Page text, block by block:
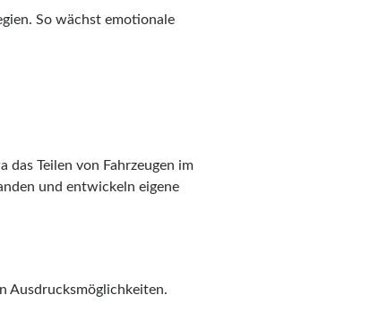
So wächst emotionale
Teilen von Fahrzeugen im
und entwickeln eigene
Ausdrucksmöglichkeiten.